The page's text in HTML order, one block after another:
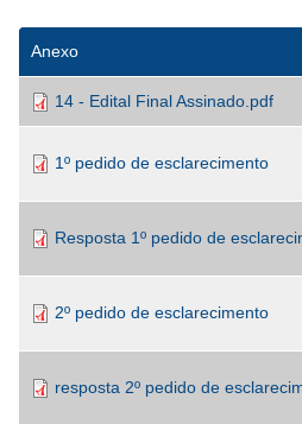
Anexo
14 - Edital Final Assinado.pdf
1º pedido de esclarecimento
Resposta 1º pedido de
2º pedido de esclarecimento
resposta 2º pedido de